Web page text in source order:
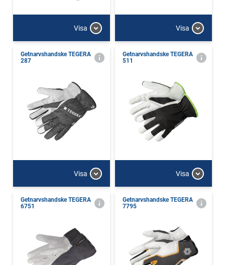
Visa Visa
Getnarvshandske TEGERA
287
Visa
Getnarvshandske TEGERA
511
Visa
Getnarvshandske TEGERA
6751
Getnarvshandske TEGERA
7795